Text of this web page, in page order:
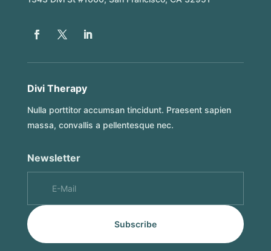
Divi Therapy
Nulla porttitor accumsan tincidunt. Praesent sapien
massa, convallis a pellentesque nec.
Newsletter
Subscribe